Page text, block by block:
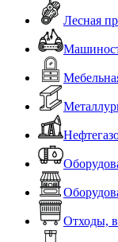
Лесная
Отходы,